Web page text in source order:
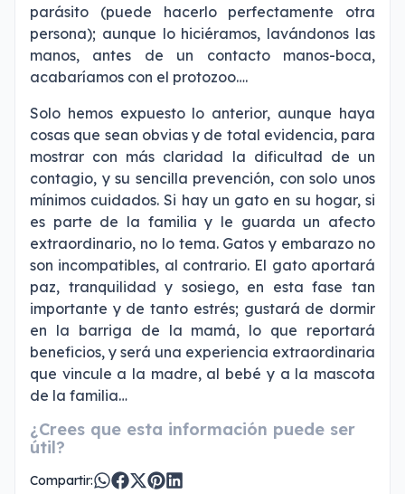
parásito (puede hacerlo perfectamente otra
persona); aunque lo hiciéramos, lavándonos las
manos, antes de un contacto manos-boca,
acabaríamos con el protozoo….
Solo hemos expuesto lo anterior, aunque haya
cosas que sean obvias y de total evidencia, para
mostrar con más claridad la dificultad de un
contagio, y su sencilla prevención, con solo unos
mínimos cuidados. Si hay un gato en su hogar, si
es parte de la familia y le guarda un afecto
extraordinario, no lo tema. Gatos y embarazo no
son incompatibles, al contrario. El gato aportará
paz, tranquilidad y sosiego, en esta fase tan
importante y de tanto estrés; gustará de dormir
en la barriga de la mamá, lo que reportará
beneficios, y será una experiencia extraordinaria
que vincule a la madre, al bebé y a la mascota
de la familia…
¿Crees que esta información puede ser
útil?
Compartir: